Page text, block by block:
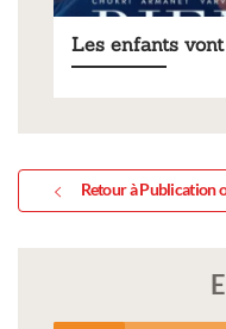
Les enfants
Retour à Publication